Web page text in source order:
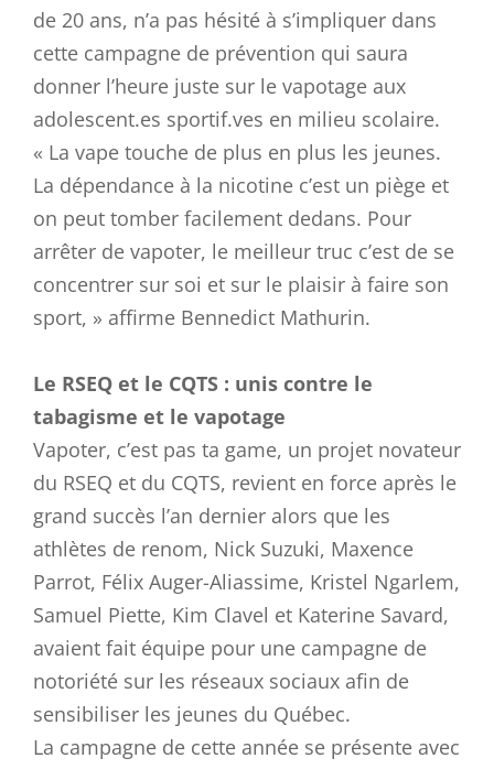
de 20 ans, n’a pas hésité à s’impliquer dans
cette campagne de prévention qui saura
donner l’heure juste sur le vapotage aux
adolescent.es sportif.ves en milieu scolaire.
« La vape touche de plus en plus les jeunes.
La dépendance à la nicotine c’est un piège et
on peut tomber facilement dedans. Pour
arrêter de vapoter, le meilleur truc c’est de se
concentrer sur soi et sur le plaisir à faire son
sport, » affirme Bennedict Mathurin.
Le RSEQ et le CQTS : unis contre le
tabagisme et le vapotage
Vapoter, c’est pas ta game, un projet novateur
du RSEQ et du CQTS, revient en force après le
grand succès l’an dernier alors que les
athlètes de renom, Nick Suzuki, Maxence
Parrot, Félix Auger-Aliassime, Kristel Ngarlem,
Samuel Piette, Kim Clavel et Katerine Savard,
avaient fait équipe pour une campagne de
notoriété sur les réseaux sociaux afin de
sensibiliser les jeunes du Québec.
La campagne de cette année se présente avec